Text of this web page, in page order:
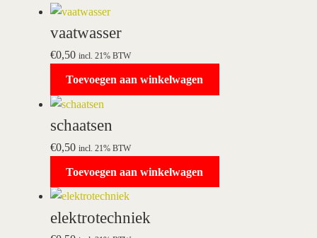
vaatwasser
€0,50 incl. 21% BTW
Toevoegen aan winkelwagen
schaatsen
€0,50 incl. 21% BTW
Toevoegen aan winkelwagen
elektrotechniek